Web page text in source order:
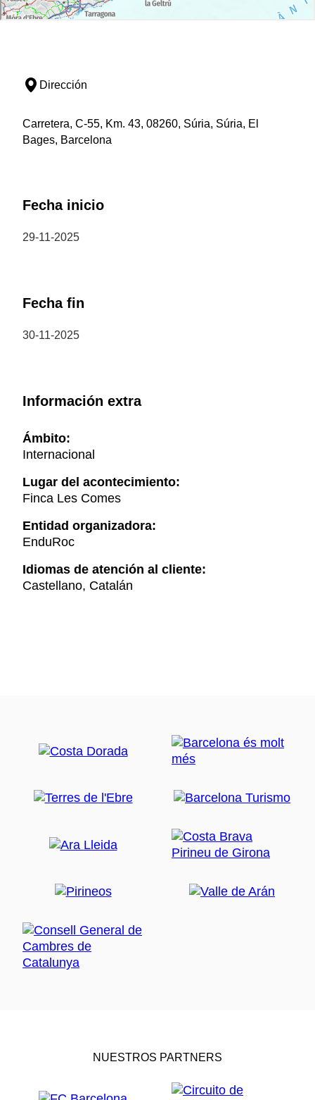
Dirección
Carretera, C-55, Km. 43, 08260, Súria, Súria, El
Bages, Barcelona
Fecha inicio
29-11-2025
Fecha fin
30-11-2025
Información extra
Ámbito:
Internacional
Lugar del acontecimiento:
Finca Les Comes
Entidad organizadora:
EnduRoc
Idiomas de atención al cliente:
Castellano, Catalán
NUESTROS PARTNERS